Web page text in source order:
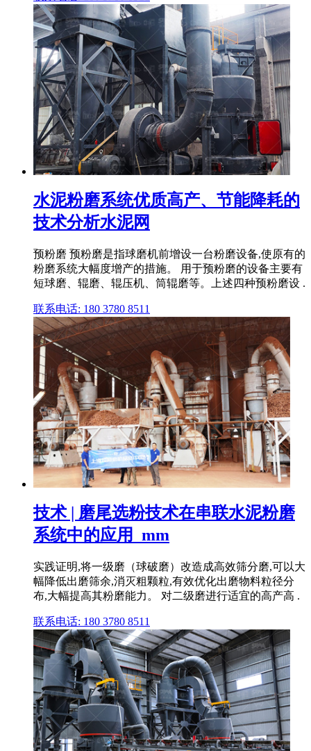
水泥粉磨系统优质高产、节能降耗的
技术分析水泥网
预粉磨 预粉磨是指球磨机前增设一台粉磨设备,使原有的
粉磨系统大幅度增产的措施。 用于预粉磨的设备主要有
短球磨、辊磨、辊压机、筒辊磨等。上述四种预粉磨设 .
联系电话: 180 3780 8511
技术 | 磨尾选粉技术在串联水泥粉磨
系统中的应用_mm
实践证明,将一级磨（球破磨）改造成高效筛分磨,可以大
幅降低出磨筛余,消灭粗颗粒,有效优化出磨物料粒径分
布,大幅提高其粉磨能力。 对二级磨进行适宜的高产高 .
联系电话: 180 3780 8511